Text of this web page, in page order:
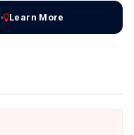
Learn More